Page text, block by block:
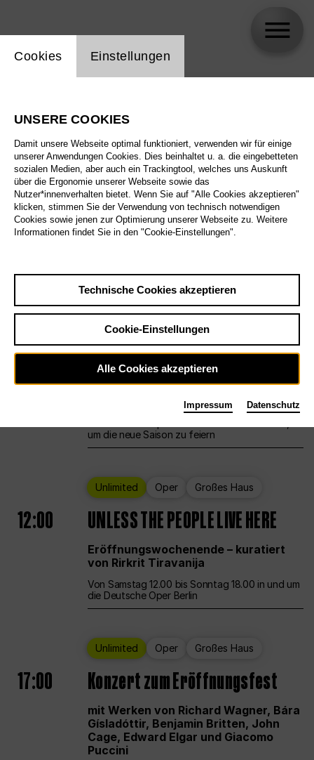
Alle Sparten
Alle Spielstätten
Alle Merkmale
Sa29.8.
Großes Haus
12:00 Eröffnungswochenende
um die neue Saison zu feiern
Unlimited Oper Großes Haus
12:00 UNLESS THE PEOPLE LIVE HERE
Eröffnungswochenende – kuratiert
von Rirkrit Tiravanija
Von Samstag 12.00 bis Sonntag 18.00 in und um
die Deutsche Oper Berlin
Unlimited Oper Großes Haus
17:00 Konzert zum Eröffnungsfest
mit Werken von Richard Wagner, Bára
Gísladóttir, Benjamin Britten, John
Cage, Edward Elgar und Giacomo
Puccini
Einstellung Website Cookie
Cookies Einstellungen
UNSERE COOKIES
Damit unsere Webseite optimal funktioniert, verwenden wir für einige
unserer Anwendungen Cookies. Dies beinhaltet u. a. die eingebetteten
sozialen Medien, aber auch ein Trackingtool, welches uns Auskunft
über die Ergonomie unserer Webseite sowie das
Nutzer*innenverhalten bietet. Wenn Sie auf "Alle Cookies akzeptieren"
klicken, stimmen Sie der Verwendung von technisch notwendigen
Cookies sowie jenen zur Optimierung unserer Webseite zu. Weitere
Informationen findet Sie in den "Cookie-Einstellungen".
Technische Cookies akzeptieren
Cookie-Einstellungen
Alle Cookies akzeptieren
Impressum Datenschutz